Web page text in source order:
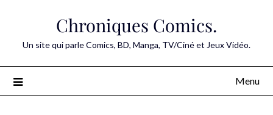
Chroniques Comics.
Un site qui parle Comics, BD, Manga, TV/Ciné et Jeux Vidéo.
Menu